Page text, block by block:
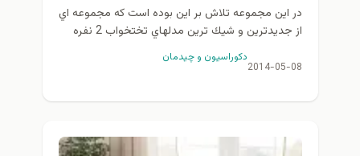
در اين مجموعه تلاش بر اين بوده است كه مجموعه اي
از جديدترين و شيك ترين مدلهاي تختخواب 2 نفره
2014-05-08
دكوراسيون و چيدمان